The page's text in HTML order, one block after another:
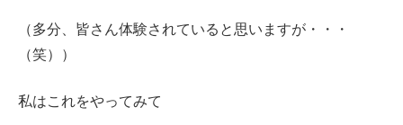
（多分、皆さん体験されていると思いますが・・・
（笑））
私はこれをやってみて